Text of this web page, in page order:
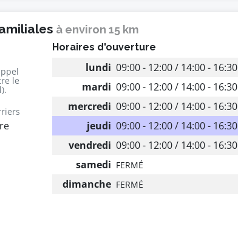
à environ 15 km
le
Horaires d'ouverture
lundi 09:00 - 12:00 / 14:00 - 16:30
mardi 09:00 - 12:00 / 14:00 - 16:30
mercredi 09:00 - 12:00 / 14:00 - 16:30
jeudi 09:00 - 12:00 / 14:00 - 16:30
vendredi 09:00 - 12:00 / 14:00 - 16:30
samedi FERMÉ
dimanche FERMÉ